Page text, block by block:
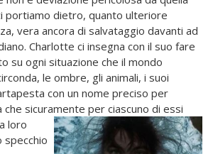
portiamo dietro, quanto ulteriore
vera ancora di salvataggio davanti ad
Charlotte ci insegna con il suo fare
su ogni situazione che il mondo
le ombre, gli animali, i suoi
con un nome preciso per
sicuramente per ciascuno di essi
loro
specchio